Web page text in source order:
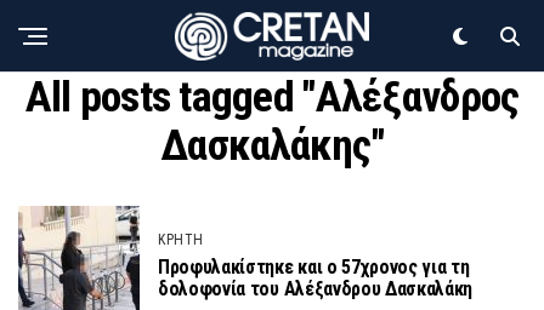
All posts tagged "Αλέξανδρος
Δασκαλάκης"
ΚΡΗΤΗ
Προφυλακίστηκε και ο 57χρονος για τη
δολοφονία του Αλέξανδρου Δασκαλάκη